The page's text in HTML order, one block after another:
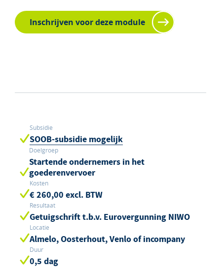
Inschrijven voor deze module
Subsidie
SOOB-subsidie mogelijk
Doelgroep
Startende ondernemers in het
goederenvervoer
Kosten
€ 260,00 excl. BTW
Resultaat
Getuigschrift t.b.v. Eurovergunning NIWO
Locatie
Almelo, Oosterhout, Venlo of incompany
Duur
0,5 dag